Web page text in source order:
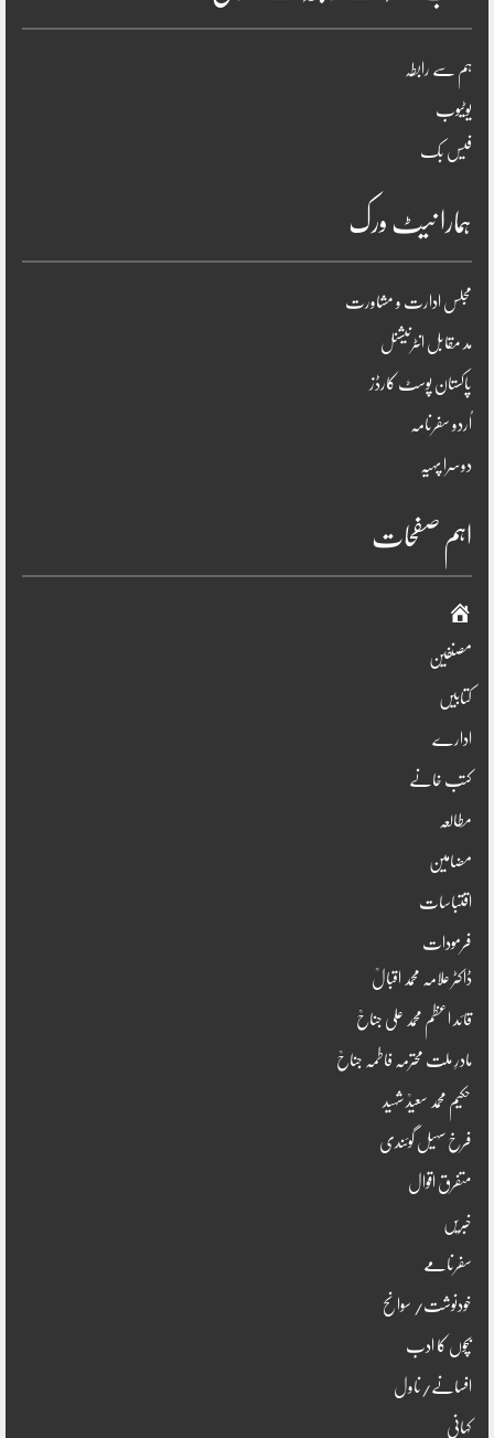
ہم سے رابطہ
یوٹیوب
فیس بک
ہمارا نیٹ ورک
مجلس ادارت و مشاورت
مد مقابل انٹرنیشنل
پاکستان پوسٹ کارڈز
اُردو سفرنامہ
دوسرا پہیہ
اہم صفحات
صفحہ
اوّل
مصنفین
کتابیں
ادارے
کتب خانے
مطالعہ
مضامین
اقتباسات
فرمودات
ڈاکٹر علامہ محمد اقبالؒ
قائد اعظم محمد علی جناحؒ
مادرِ ملت محترمہ فاطمہ جناحؒ
حکیم محمد سعیدؒ شہید
فرخ سہیل گوئندی
متفرق اقوال
خبریں
سفرنامے
خودنوشت/ سوانح
بچوں کا ادب
افسانے/ناول
کہانی